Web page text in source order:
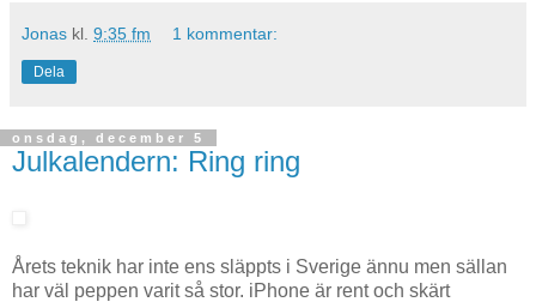
Jonas kl. 9:35 fm 1 kommentar:
Dela
onsdag, december 5
Julkalendern: Ring ring
Årets teknik har inte ens släppts i Sverige ännu men sällan
har väl peppen varit så stor. iPhone är rent och skärt